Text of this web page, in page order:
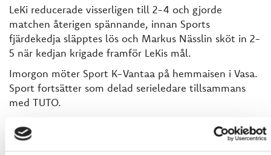
LeKi reducerade visserligen till 2-4 och gjorde
matchen återigen spännande, innan Sports
fjärdekedja släpptes lös och Markus Nässlin sköt in 2-
5 när kedjan krigade framför LeKis mål.
Imorgon möter Sport K-Vantaa på hemmaisen i Vasa.
Sport fortsätter som delad serieledare tillsammans
med TUTO.
Tobias Snellman
13.09 1-0 LeKi Toni Kallela (Nick Bailen, Aki Juusela) PP